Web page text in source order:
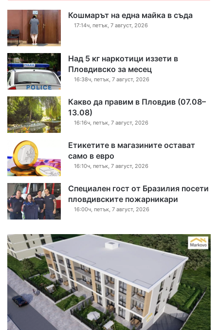
Кошмарът на една майка в съда
17:14ч, петък, 7 август, 2026
Над 5 кг наркотици иззети в
Пловдивско за месец
16:38ч, петък, 7 август, 2026
Какво да правим в Пловдив (07.08–
13.08)
16:16ч, петък, 7 август, 2026
Етикетите в магазините остават
само в евро
16:10ч, петък, 7 август, 2026
Специален гост от Бразилия посети
пловдивските пожарникари
16:00ч, петък, 7 август, 2026